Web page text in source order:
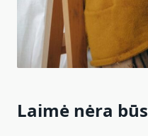
Laimė nėra